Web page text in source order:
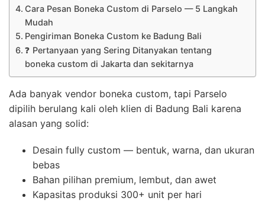
Cara Pesan Boneka Custom di Parselo — 5 Langkah
Mudah
Pengiriman Boneka Custom ke Badung Bali
❓ Pertanyaan yang Sering Ditanyakan tentang
boneka custom di Jakarta dan sekitarnya
Ada banyak vendor boneka custom, tapi Parselo
dipilih berulang kali oleh klien di Badung Bali karena
alasan yang solid:
Desain fully custom — bentuk, warna, dan ukuran
bebas
Bahan pilihan premium, lembut, dan awet
Kapasitas produksi 300+ unit per hari